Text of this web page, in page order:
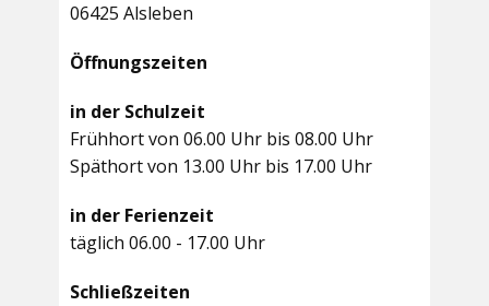
06425 Alsleben
Öffnungszeiten
in der Schulzeit
Frühhort von 06.00 Uhr bis 08.00 Uhr
Späthort von 13.00 Uhr bis 17.00 Uhr
in der Ferienzeit
täglich 06.00 - 17.00 Uhr
Schließzeiten